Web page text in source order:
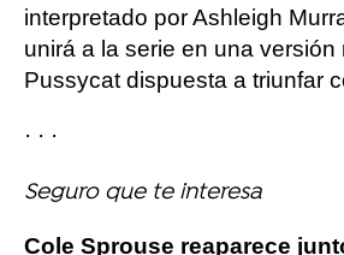
interpretado por Ashleigh
unirá a la serie en una versión
Pussycat dispuesta a triunfar
· · ·
Seguro que te interesa
Cole Sprouse reaparece